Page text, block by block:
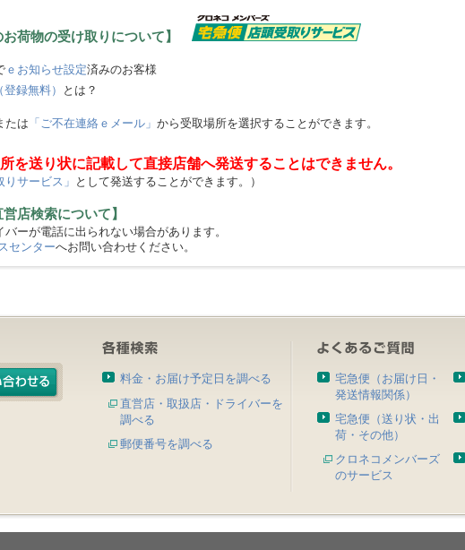
お荷物の受け取りについて】
ｅお知らせ設定済みのお客様
録無料）
とは？
たは 「ご不在連絡ｅメール」 から受取場所を選択することができます。
を送り状に記載して直接店舗へ発送することはできません。
サービス」 として発送することができます。）
店検索について】
ーが電話に出られない場合があります。
センターへお問い合わせください。
料金・お届け予定日を調べる
直営店・取扱店・ドライバーを
調べる
郵便番号を調べる
宅急便（お届け日・
発送情報関係）
宅急便（送り状・出
荷・その他）
クロネコメンバーズ
のサービス